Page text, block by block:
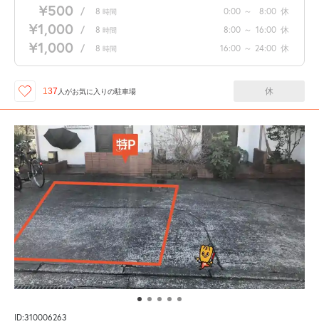
¥500 / 8 時間 0:00 ～ 8:00 休
¥1,000 / 8 時間 8:00 ～ 16:00 休
¥1,000 / 8 時間 16:00 ～ 24:00 休
137 人がお気に入りの駐車場 休
ID:310006263